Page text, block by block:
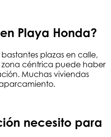
Playa Honda?
plazas en calle,
céntrica puede haber
Muchas viviendas
necesito para